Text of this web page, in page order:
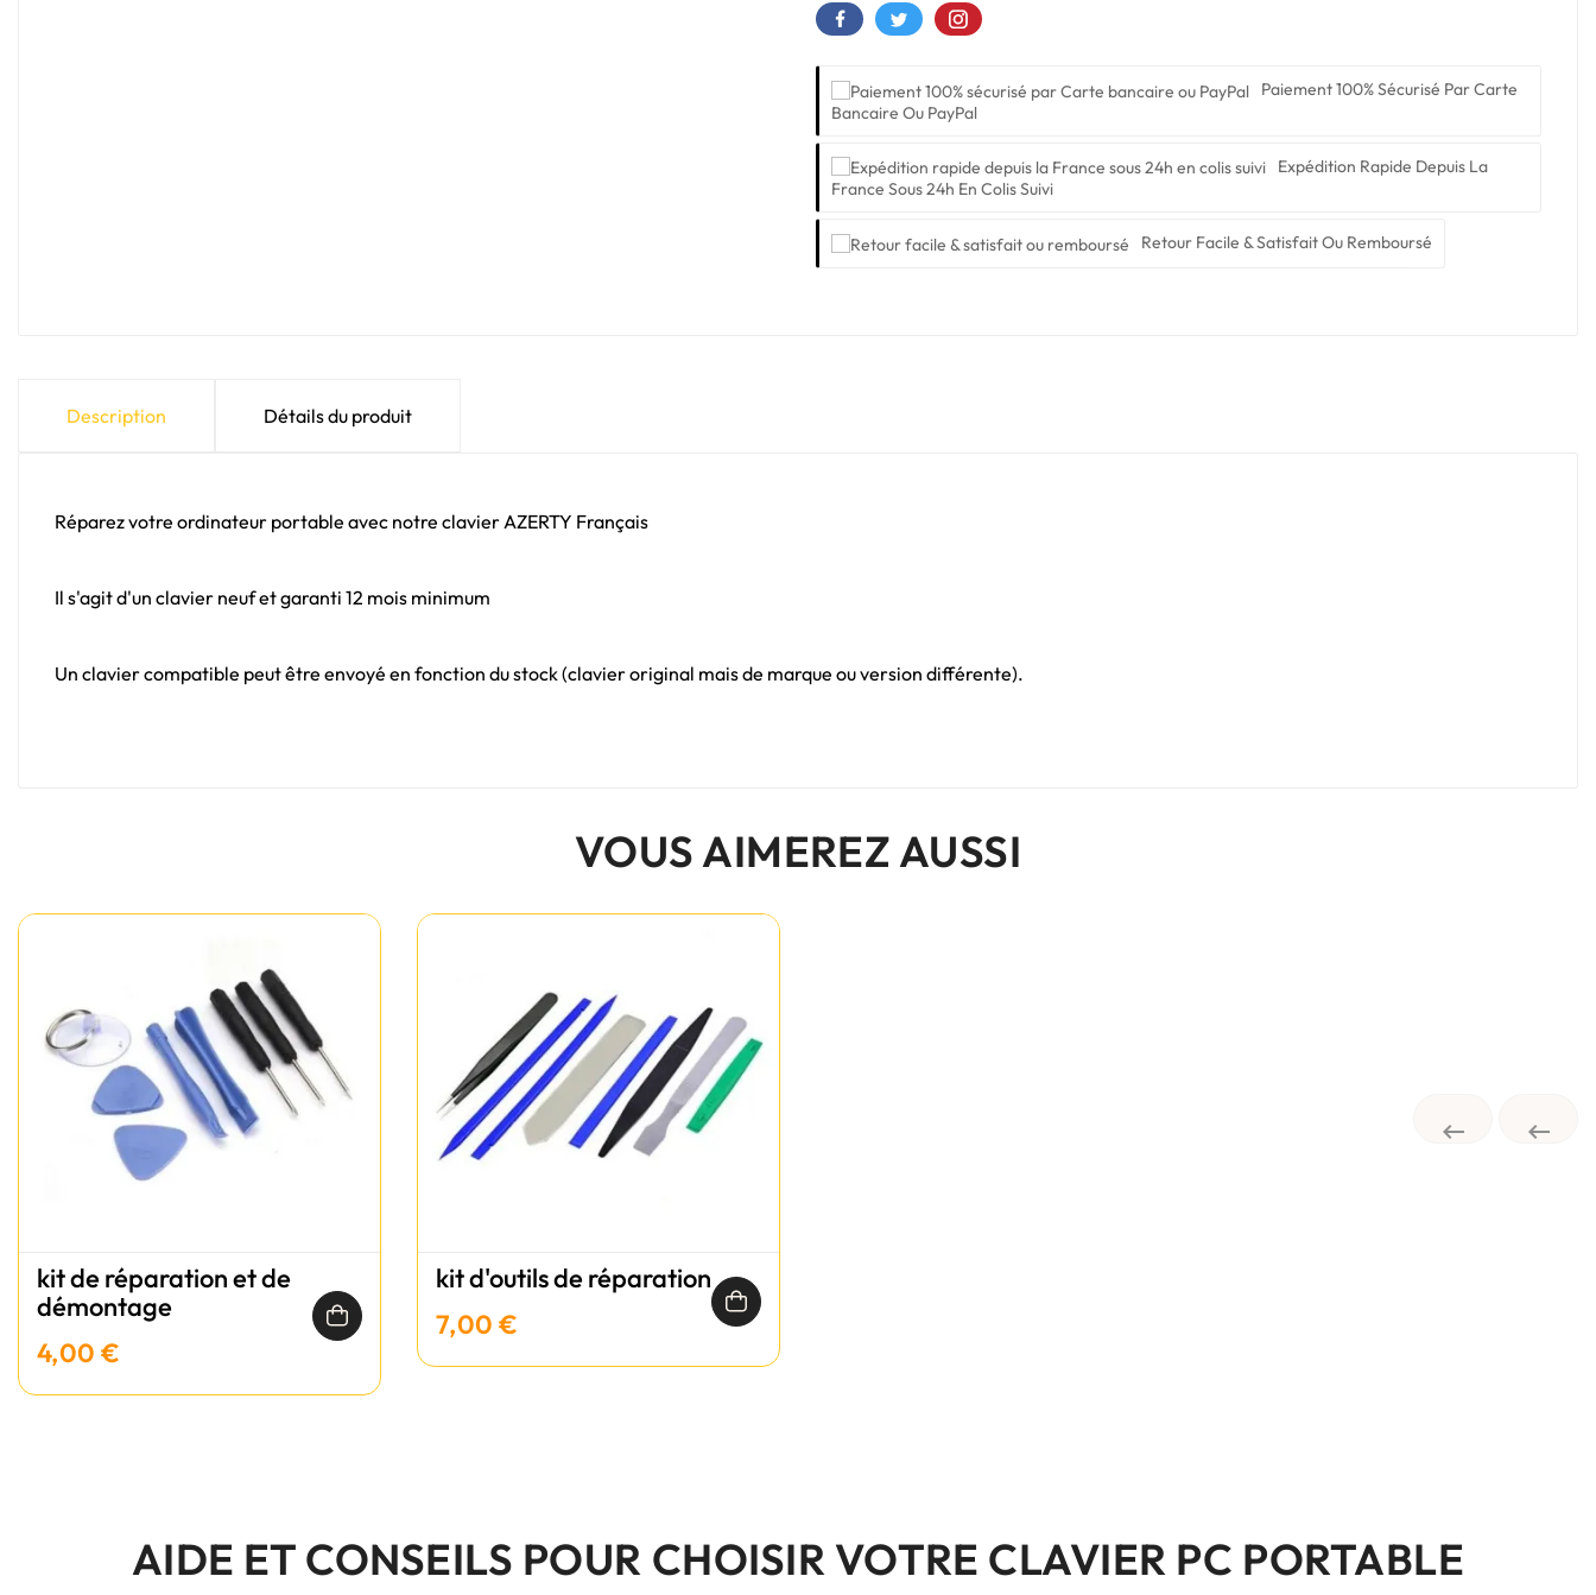
Paiement 100% Sécurisé Par Carte
Bancaire Ou PayPal
Expédition Rapide Depuis La
France Sous 24h En Colis Suivi
Retour Facile & Satisfait Ou Remboursé
Description Détails du produit
Réparez votre ordinateur portable avec notre clavier AZERTY Français
Il s'agit d'un clavier neuf et garanti 12 mois minimum
Un clavier compatible peut être envoyé en fonction du stock (clavier original mais de marque ou version différente).
VOUS AIMEREZ AUSSI
 
kit de réparation et de
démontage
4,00 €
kit d'outils de réparation
7,00 €
AIDE ET CONSEILS POUR CHOISIR VOTRE CLAVIER PC PORTABLE